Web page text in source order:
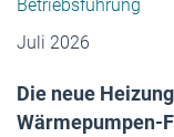
Betriebsführung
Juli 2026
Die neue
Wärmepumpen-